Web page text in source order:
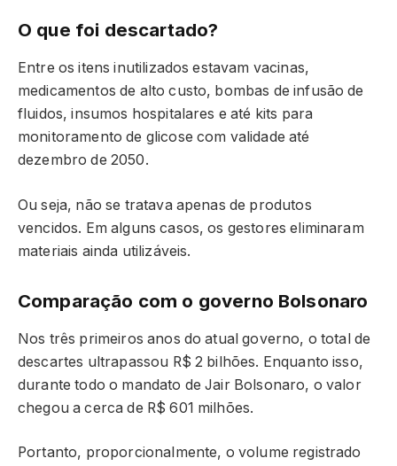
O que foi descartado?
Entre os itens inutilizados estavam vacinas,
medicamentos de alto custo, bombas de infusão de
fluidos, insumos hospitalares e até kits para
monitoramento de glicose com validade até
dezembro de 2050.
Ou seja, não se tratava apenas de produtos
vencidos. Em alguns casos, os gestores eliminaram
materiais ainda utilizáveis.
Comparação com o governo Bolsonaro
Nos três primeiros anos do atual governo, o total de
descartes ultrapassou R$ 2 bilhões. Enquanto isso,
durante todo o mandato de Jair Bolsonaro, o valor
chegou a cerca de R$ 601 milhões.
Portanto, proporcionalmente, o volume registrado